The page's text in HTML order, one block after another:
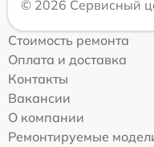
© 2026 Сервисный
Стоимость ремонта
Оплата и доставка
Контакты
Вакансии
О компании
Ремонтируемые